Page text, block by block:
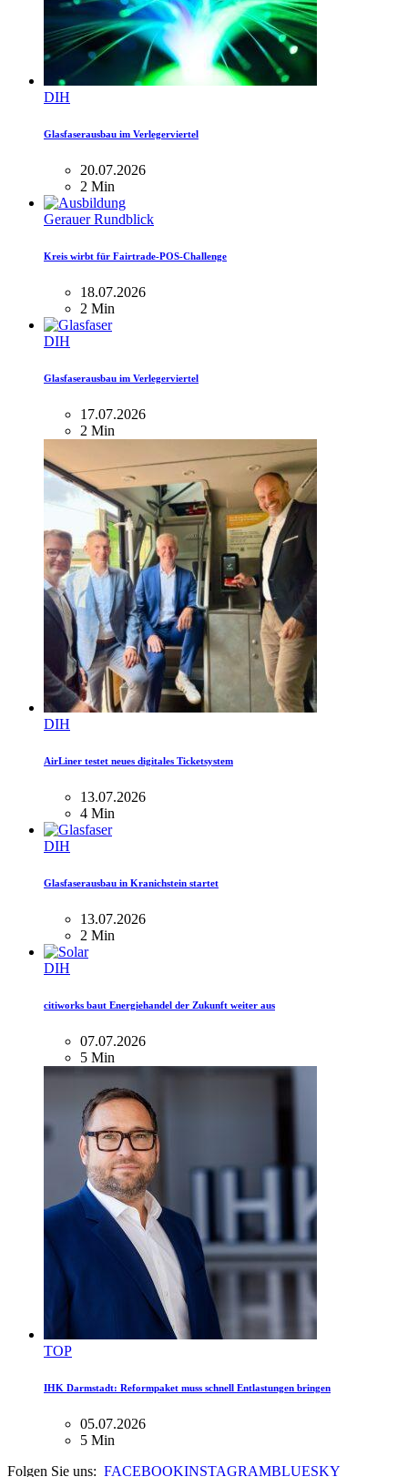
DIH
Glasfaserausbau im Verlegerviertel
20.07.2026
2 Min
Gerauer Rundblick
Kreis wirbt für Fairtrade-POS-Challenge
18.07.2026
2 Min
DIH
Glasfaserausbau im Verlegerviertel
17.07.2026
2 Min
DIH
AirLiner testet neues digitales Ticketsystem
13.07.2026
4 Min
DIH
Glasfaserausbau in Kranichstein startet
13.07.2026
2 Min
DIH
citiworks baut Energiehandel der Zukunft weiter aus
07.07.2026
5 Min
TOP
IHK Darmstadt: Reformpaket muss schnell Entlastungen bringen
05.07.2026
5 Min
Folgen Sie uns: FACEBOOKINSTAGRAMBLUESKY